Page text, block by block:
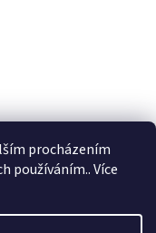
procházením
používáním.. Více